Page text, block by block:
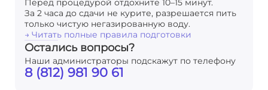
Перед процедурой отдохните 10–15 минут.
За 2 часа до сдачи не курите, разрешается пить
только чистую негазированную воду.
→ Читать полные правила подготовки
Остались вопросы?
Наши администраторы подскажут по телефону
8 (812) 981 90 61